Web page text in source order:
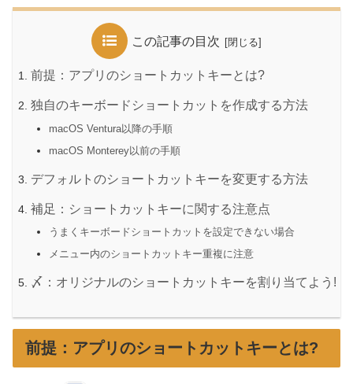
この記事の目次
前提：アプリのショートカットキーとは?
独自のキーボードショートカットを作成する方法
macOS Ventura以降の手順
macOS Monterey以前の手順
デフォルトのショートカットキーを変更する方法
補足：ショートカットキーに関する注意点
うまくキーボードショートカットを設定できない場合
メニュー内のショートカットキー重複に注意
〆：オリジナルのショートカットキーを割り当てよう!
前提：アプリのショートカットキーとは?